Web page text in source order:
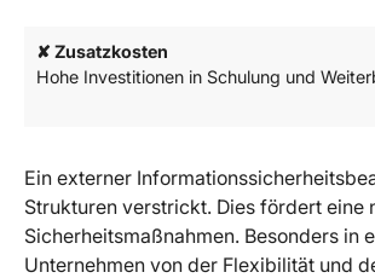
✘ Zusatzkosten
Hohe Investitionen in Schulung und
Ein externer
Strukturen verstrickt. Dies fördert
Sicherheitsmaßnahmen. Besonders
Unternehmen von der Flexibilität und